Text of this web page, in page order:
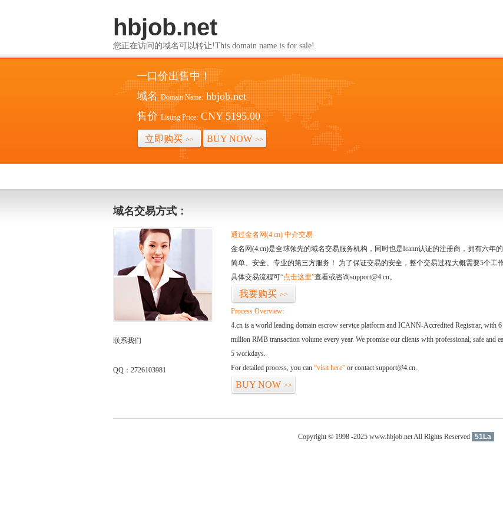
hbjob.net
您正在访问的域名可以转让!This domain name is for sale!
一口价出售中！
域名 Domain Name: hbjob.net
售价 Listing Price: CNY 5195.00
立即购买 >> BUY NOW >>
域名交易方式：
联系我们
QQ：2726103981
通过金名网(4.cn) 中介交易
金名网(4.cn)是全球领先的域名交易服务机构，同时也是Icann认证的注册商，拥有六年
简单、安全、专业的第三方服务！ 为了保证交易的安全，整个交易过程大概需要5个工作
具体交易流程可“点击这里”查看或咨询support@4.cn。
我要购买 >>
Process Overview:
4.cn is a world leading domain escrow service platform and ICANN-Accredited Registrar, with
million RMB transaction volume every year. We promise our clients with professional, safe and
5 workdays.
For detailed process, you can “visit here” or contact support@4.cn.
BUY NOW >>
Copyright © 1998 -2025 www.hbjob.net All Rights Reserved 51La